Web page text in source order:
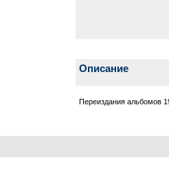
Описание
Переиздания альбомов